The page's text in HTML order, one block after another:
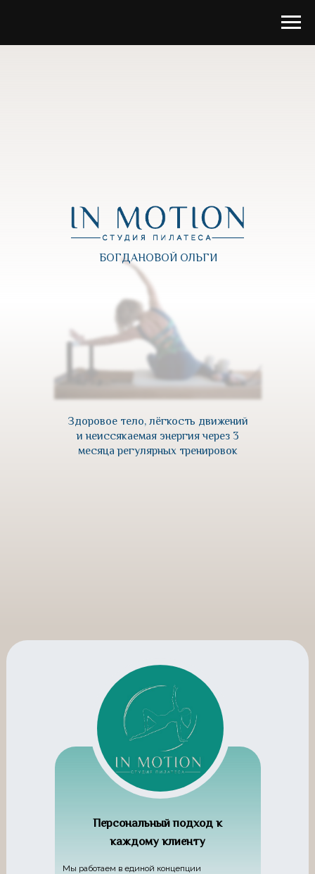
БОГДАНОВОЙ ОЛЬГИ
Здоровое тело, лёгкость движений
и неиссякаемая энергия через 3
месяца регулярных тренировок
Мы работаем в единой концепции
Персональный подход к
каждому клиенту